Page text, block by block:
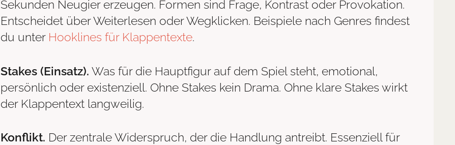
Sekunden Neugier erzeugen. Formen sind Frage, Kontrast oder Provokation.
Entscheidet über Weiterlesen oder Wegklicken. Beispiele nach Genres findest
du unter Hooklines für Klappentexte.
Stakes (Einsatz). Was für die Hauptfigur auf dem Spiel steht, emotional,
persönlich oder existenziell. Ohne Stakes kein Drama. Ohne klare Stakes wirkt
der Klappentext langweilig.
Konflikt. Der zentrale Widerspruch, der die Handlung antreibt. Essenziell für